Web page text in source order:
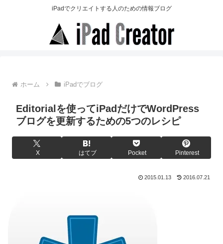
iPadでクリエイトする人のための情報ブログ
ホーム iPadでブログ
Editorialを使ってiPadだけでWordPress
ブログを更新するための5つのレシピ
X はてブ Pocket Pinterest
2015.01.13 2016.07.21